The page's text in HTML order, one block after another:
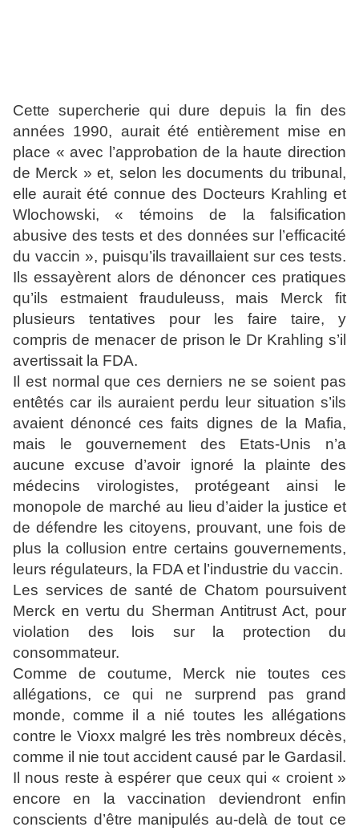
Cette supercherie qui dure depuis la fin des
années 1990, aurait été entièrement mise en
place « avec l’approbation de la haute direction
de Merck » et, selon les documents du tribunal,
elle aurait été connue des Docteurs Krahling et
Wlochowski, « témoins de la falsification
abusive des tests et des données sur l’efficacité
du vaccin », puisqu’ils travaillaient sur ces tests.
Ils essayèrent alors de dénoncer ces pratiques
qu’ils estmaient frauduleuss, mais Merck fit
plusieurs tentatives pour les faire taire, y
compris de menacer de prison le Dr Krahling s’il
avertissait la FDA.
Il est normal que ces derniers ne se soient pas
entêtés car ils auraient perdu leur situation s’ils
avaient dénoncé ces faits dignes de la Mafia,
mais le gouvernement des Etats-Unis n’a
aucune excuse d’avoir ignoré la plainte des
médecins virologistes, protégeant ainsi le
monopole de marché au lieu d’aider la justice et
de défendre les citoyens, prouvant, une fois de
plus la collusion entre certains gouvernements,
leurs régulateurs, la FDA et l’industrie du vaccin.
Les services de santé de Chatom poursuivent
Merck en vertu du Sherman Antitrust Act, pour
violation des lois sur la protection du
consommateur.
Comme de coutume, Merck nie toutes ces
allégations, ce qui ne surprend pas grand
monde, comme il a nié toutes les allégations
contre le Vioxx malgré les très nombreux décès,
comme il nie tout accident causé par le Gardasil.
Il nous reste à espérer que ceux qui « croient »
encore en la vaccination deviendront enfin
conscients d’être manipulés au-delà de tout ce